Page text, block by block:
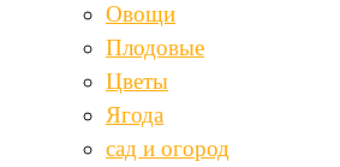
Овощи
Плодовые
Цветы
Ягода
сад и огород